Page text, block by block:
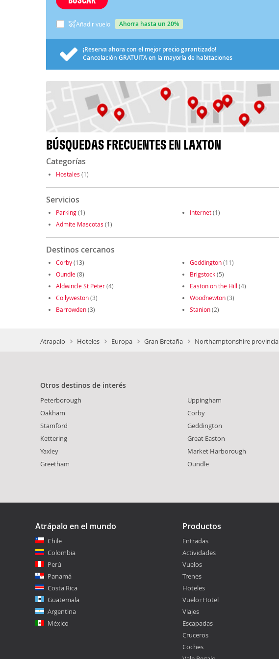
Añadir vuelo ahorra hasta un 20%
¡Reserva ahora con el mejor precio garantizado!
Cancelación GRATUITAen la mayoría de habitaciones
BÚSQUEDAS FRECUENTES EN LAXTON
Categorías
Hostales (1)
Servicios
Parking(1) Internet(1)
Admite Mascotas (1)
Destinos cercanos
Corby(13) Geddington(11)
Oundle(8) Brigstock(5)
Aldwincle St Peter(4) Easton on the Hill (4)
Collyweston(3) Woodnewton(3)
Barrowden(3) Stanion(2)
Atrapalo Hoteles Europa Gran Bretaña Northamptonshire provincia
Otros destinos de interés
Peterborough
Oakham
Stamford
Kettering
Yaxley
Greetham
Uppingham
Corby
Geddington
Great Easton
Market Harborough
Oundle
Atrápalo en el mundo
Chile
Colombia
Perú
Panamá
Costa Rica
Guatemala
Argentina
México
Productos
Entradas
Actividades
Vuelos
Trenes
Hoteles
Vuelo+Hotel
Viajes
Escapadas
Cruceros
Coches